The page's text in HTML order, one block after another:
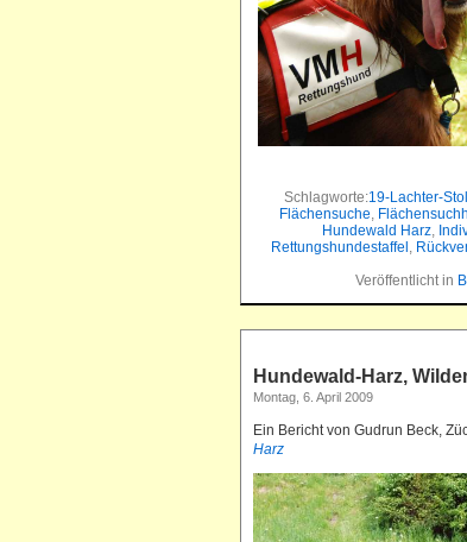
Schlagworte:19-Lachter-
Flächensuche,
Hundewald Harz,
Rettungshundestaffel ,
Veröffentlicht in
Hundewald-Harz,
Montag, 6. April 2009
Ein Bericht von Gudrun Beck,
Harz